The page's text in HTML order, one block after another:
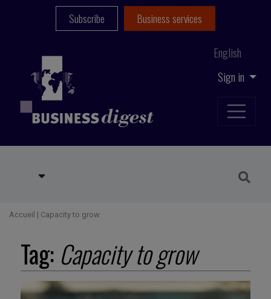
Sign in
English
Subscribe Business services
Accueil | Capacity to grow
Tag: Capacity to grow